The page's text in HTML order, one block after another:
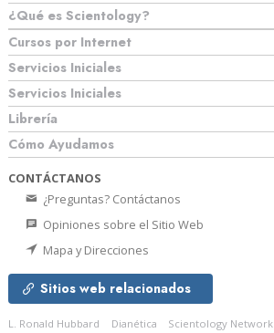
¿Qué es Scientology?
Cursos por Internet
Servicios Iniciales
Servicios Iniciales
Librería
Cómo Ayudamos
CONTÁCTANOS
¿Preguntas? Contáctanos
Opiniones sobre el Sitio Web
Mapa y Direcciones
Sitios web relacionados
L. Ronald Hubbard Dianética Scientology Network